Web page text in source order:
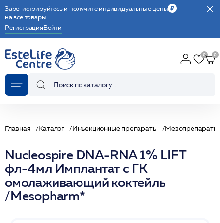
Зарегистрируйтесь и получите индивидуальные цены
на все товары
РегистрацияВойти
Главная Каталог Инъекционные препараты Мезопрепараты
Nucleospire DNA-RNA 1% LIFT
фл-4мл Имплантат с ГК
омолаживающий коктейль
/Mesopharm*